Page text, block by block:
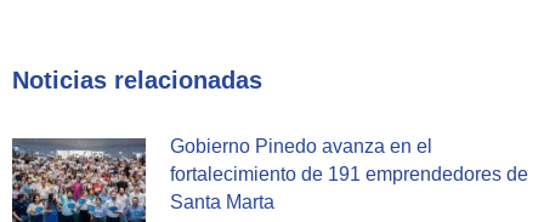
Noticias relacionadas
Gobierno Pinedo avanza en el
fortalecimiento de 191 emprendedores de
Santa Marta